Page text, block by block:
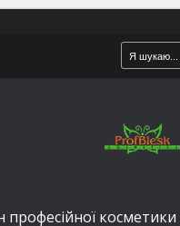
косметики